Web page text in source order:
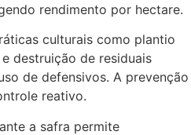
rendimento por hectare.
culturais como plantio
destruição de residuais
de defensivos. A prevenção
reativo.
a safra permite